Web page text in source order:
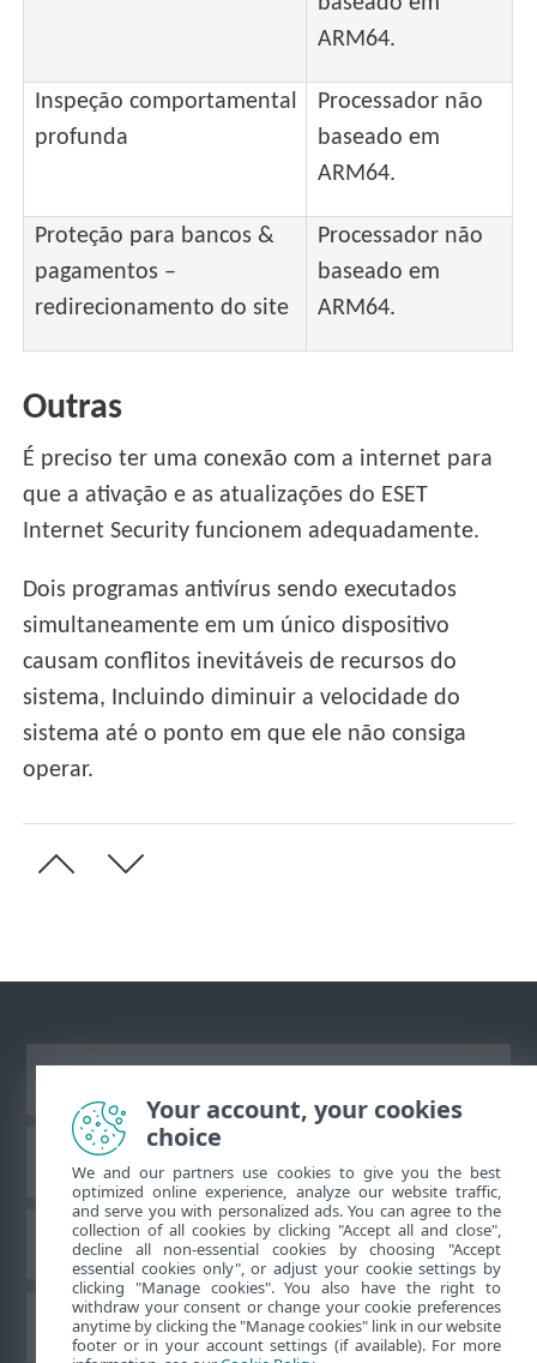
ARM64.
Inspeção comportamental
profunda
Processador não
baseado em
ARM64.
Proteção para bancos &
pagamentos –
redirecionamento do site
Processador não
baseado em
ARM64.
Outras
É preciso ter uma conexão com a internet para
que a ativação e as atualizações do ESET
Internet Security funcionem adequadamente.
Dois programas antivírus sendo executados
simultaneamente em um único dispositivo
causam conflitos inevitáveis de recursos do
sistema, Incluindo diminuir a velocidade do
sistema até o ponto em que ele não consiga
operar.
Base de conhecimento da ESET
Fórum ESET
Suporte regional
Your account, your cookies
choice
We and our partners use cookies to give you the best
optimized online experience, analyze our website traffic,
and serve you with personalized ads. You can agree to the
collection of all cookies by clicking "Accept all and close",
decline all non-essential cookies by choosing "Accept
essential cookies only", or adjust your cookie settings by
clicking "Manage cookies". You also have the right to
withdraw your consent or change your cookie preferences
anytime by clicking the "Manage cookies" link in our website
footer or in your account settings (if available). For more